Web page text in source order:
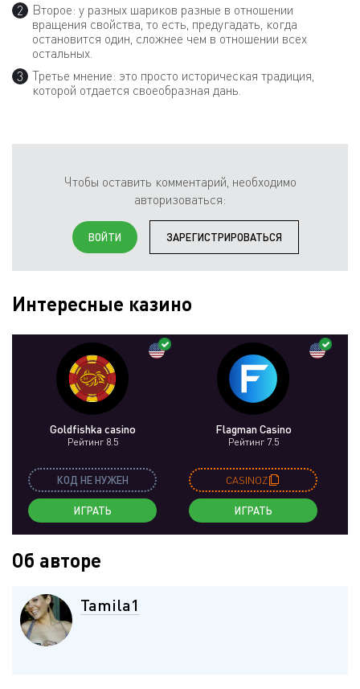
Второе: у разных шариков разные в отношении
вращения свойства, то есть, предугадать, когда
остановится один, сложнее чем в отношении всех
остальных.
Третье мнение: это просто историческая традиция,
которой отдается своеобразная дань.
Чтобы оставить комментарий, необходимо
авторизоваться:
ВОЙТИ ЗАРЕГИСТРИРОВАТЬСЯ
Интересные казино
Goldfishka casino
Рейтинг 8.5
КОД НЕ НУЖЕН
ИГРАТЬ
Flagman Casino
Рейтинг 7.5
CASINOZ
ИГРАТЬ
Об авторе
Tamila1